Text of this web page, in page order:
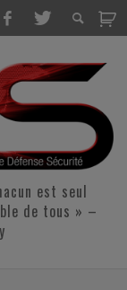
est seul
de tous » –